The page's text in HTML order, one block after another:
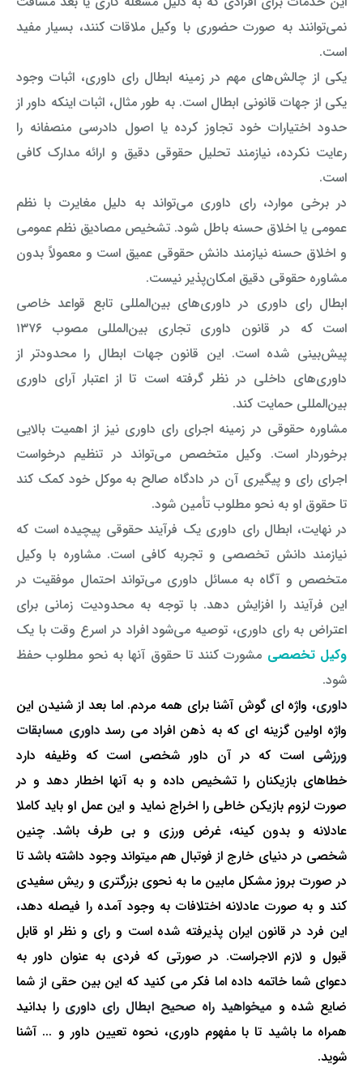
انتشار تصویر و فیلم اشخاص
مشاوره حقوقی جرم هک
مجازات های قانونی در بازی های آنلاین
مشاوره حقوقی جرم لواط
لواط دانش آموزان در مدرسه
مجازات جرم لواط
مشاوره حقوقی جرایم امنیتی داخلی و خارجی
اسید پاشی منتهی به قتل
اسید پاشی منتهی به صدمه
مشاوره حقوقی جرم توهین به مقدسات مذهبی
جرم روزه خواری در ماه رمضان
اهانت به مقدسات مذهبی
اهانت شدید به مقدسات (ساب النبی)
اسید پاشی منتهی به از کار افتادن عضو
استفاده حمل نگهداری تعمیر ماهواره
مجازات حمل اسلحه بدون مجوز
مجازات شکار غیر مجاز
تبانی در معاملات دولتی
اوراق کردن اتومبیل بدون مجوز قانونی
مشاوره حقوقی جرم رشا و ارتشا
مشاوره حقوقی جرم خودکشی
مشاوره حقوقی آلودگی محیط زیست
مشاوره حقوقی مزاحمت واتساپی
اعاده دادرسی در دعوی حقوقی (غیر مالی)
اعاده دادرسی در دعوی حقوقی (مالی)
مشاوره رایگان با وکیل مواد مخدر
وکیل مواد مخدر
قانون آلودگی صوتی
شکایت از آلودگی صوتی
وکیل کیفری آنلاین
رویکرد حادثه بدون شاهد
مشاوره حقوقی تخریب
رفع بلاتکلیفی زن در طلاق
وکیل مرد برای طلاق
طلاق کی اقسام
حکم طلاق ۵ ساعته
همه چیز درباره عده طلاق بائن خلعی
اعلام آمادگی برای طلاق
چگونه طلاق بخواهیم؟
وکیل طلاق در گلستان
وکیل طلاق در اهواز
وکیل طلاق در تهران
وکیل طلاق در تبریز
وکیل طلاق در مازندران
وکیل طلاق خیانتی
وکیل ماهر برای طلاق
وکیل طلاق مشاوره رایگان
نمی‌توانند به صورت حضوری با وکیل ملاقات کنند، بسیار مفید
است.
یکی از چالش‌های مهم در زمینه ابطال رای داوری، اثبات وجود
یکی از جهات قانونی ابطال است. به طور مثال، اثبات اینکه داور از
حدود اختیارات خود تجاوز کرده یا اصول دادرسی منصفانه را
رعایت نکرده، نیازمند تحلیل حقوقی دقیق و ارائه مدارک کافی
است.
در برخی موارد، رای داوری می‌تواند به دلیل مغایرت با نظم
عمومی یا اخلاق حسنه باطل شود. تشخیص مصادیق نظم عمومی
و اخلاق حسنه نیازمند دانش حقوقی عمیق است و معمولاً بدون
مشاوره حقوقی دقیق امکان‌پذیر نیست.
ابطال رای داوری در داوری‌های بین‌المللی تابع قواعد خاصی
است که در قانون داوری تجاری بین‌المللی مصوب ۱۳۷۶
پیش‌بینی شده است. این قانون جهات ابطال را محدودتر از
داوری‌های داخلی در نظر گرفته است تا از اعتبار آرای داوری
بین‌المللی حمایت کند.
مشاوره حقوقی در زمینه اجرای رای داوری نیز از اهمیت بالایی
برخوردار است. وکیل متخصص می‌تواند در تنظیم درخواست
اجرای رای و پیگیری آن در دادگاه صالح به موکل خود کمک کند
تا حقوق او به نحو مطلوب تأمین شود.
در نهایت، ابطال رای داوری یک فرآیند حقوقی پیچیده است که
نیازمند دانش تخصصی و تجربه کافی است. مشاوره با وکیل
متخصص و آگاه به مسائل داوری می‌تواند احتمال موفقیت در
این فرآیند را افزایش دهد. با توجه به محدودیت زمانی برای
اعتراض به رای داوری، توصیه می‌شود افراد در اسرع وقت با یک
وکیل تخصصی مشورت کنند تا حقوق آنها به نحو مطلوب حفظ
شود.
داوری، واژه ای گوش آشنا برای همه مردم. اما بعد از شنیدن این
واژه اولین گزینه ای که به ذهن افراد می رسدداوری مسابقات
ورزشی است که در آن داور شخصی است که وظیفه دارد
خطاهای بازیکنان را تشخیص داده و به آن­ها اخطار دهد و در
صورت لزوم بازیکن خاطی را اخراج نماید و این عمل او باید کاملا
عادلانه و بدون کینه، غرض ورزی و بی طرف باشد. چنین
شخصی در دنیای خارج از فوتبال هم می­تواند وجود داشته باشد تا
در صورت بروز مشکل مابین ما به نحوی بزرگتری و ریش سفیدی
کند و به صورت عادلانه اختلافات به وجود آمده را فیصله دهد،
این فرد در قانون ایران پذیرفته شده است و رای و نظر او قابل
قبول و لازم ­الاجراست. در صورتی که فردی به عنوان داور به
دعوای شما خاتمه داده اما فکر می­ کنید که این بین حقی از شما
ضایع شده و می­خواهید راه صحیح ابطال رای داوری را بدانید
همراه ما باشید تا با مفهوم داوری، نحوه تعیین داور و ... آشنا
شوید.